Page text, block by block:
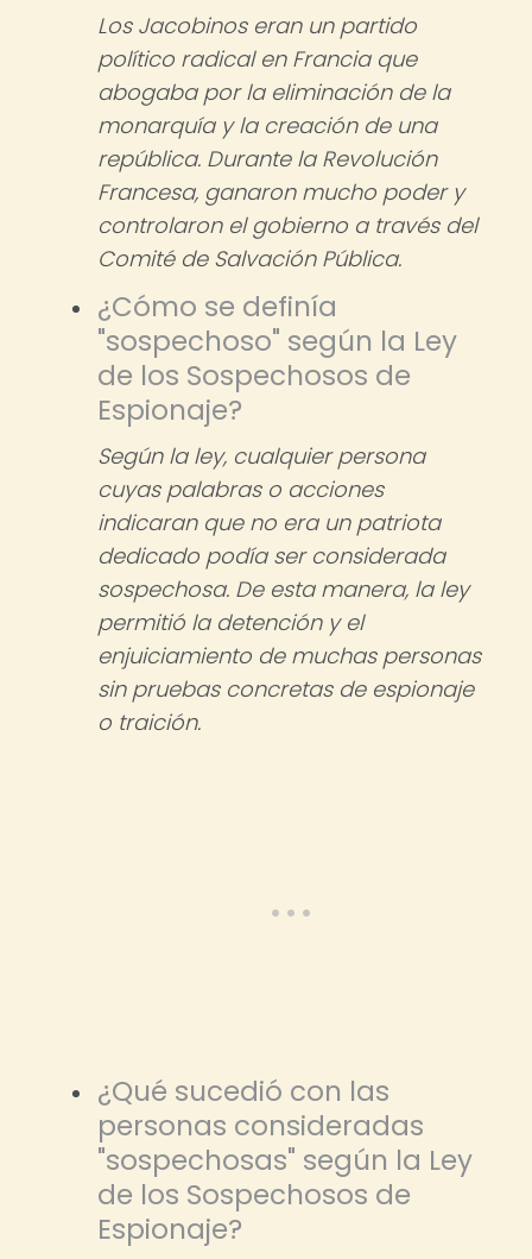
Los Jacobinos eran un partido
político radical en Francia que
abogaba por la eliminación de la
monarquía y la creación de una
república. Durante la Revolución
Francesa, ganaron mucho poder y
controlaron el gobierno a través del
Comité de Salvación Pública.
¿Cómo se definía
"sospechoso" según la Ley
de los Sospechosos de
Espionaje?
Según la ley, cualquier persona
cuyas palabras o acciones
indicaran que no era un patriota
dedicado podía ser considerada
sospechosa. De esta manera, la ley
permitió la detención y el
enjuiciamiento de muchas personas
sin pruebas concretas de espionaje
o traición.
¿Qué sucedió con las
personas consideradas
"sospechosas" según la Ley
de los Sospechosos de
Espionaje?